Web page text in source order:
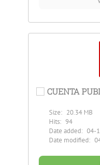
CUENTA
Size: 20.34 MB
Hits: 94
Date added: 04-
Date modified: